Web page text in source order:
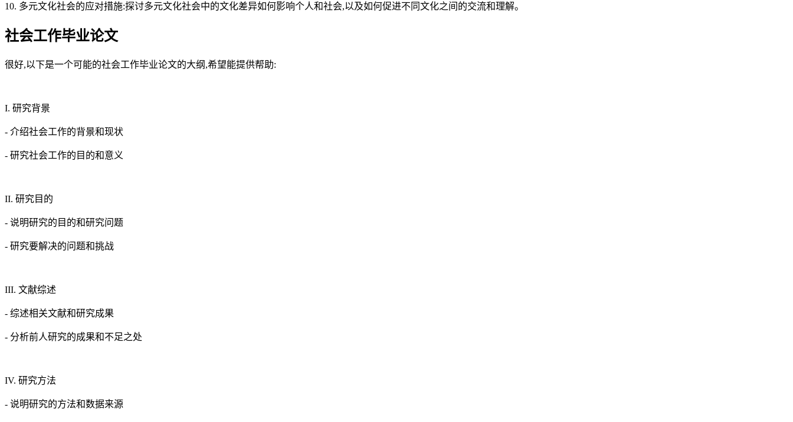
10. 多元文化社会的应对措施:探讨多元文化社会中的文化差异如何影响个人和社会,以及如何促进不同文化之间的交流和理解。
社会工作毕业论文
很好,以下是一个可能的社会工作毕业论文的大纲,希望能提供帮助:
I. 研究背景
- 介绍社会工作的背景和现状
- 研究社会工作的目的和意义
II. 研究目的
- 说明研究的目的和研究问题
- 研究要解决的问题和挑战
III. 文献综述
- 综述相关文献和研究成果
- 分析前人研究的成果和不足之处
IV. 研究方法
- 说明研究的方法和数据来源